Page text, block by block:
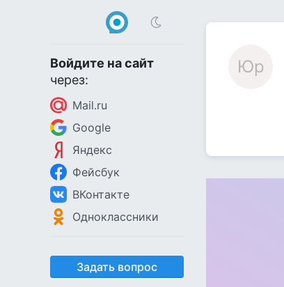
Войдите на сайт
через:
Mail.ru
Google
Яндекс
Фейсбук
ВКонтакте
Одноклассники
Задать вопрос
Юр